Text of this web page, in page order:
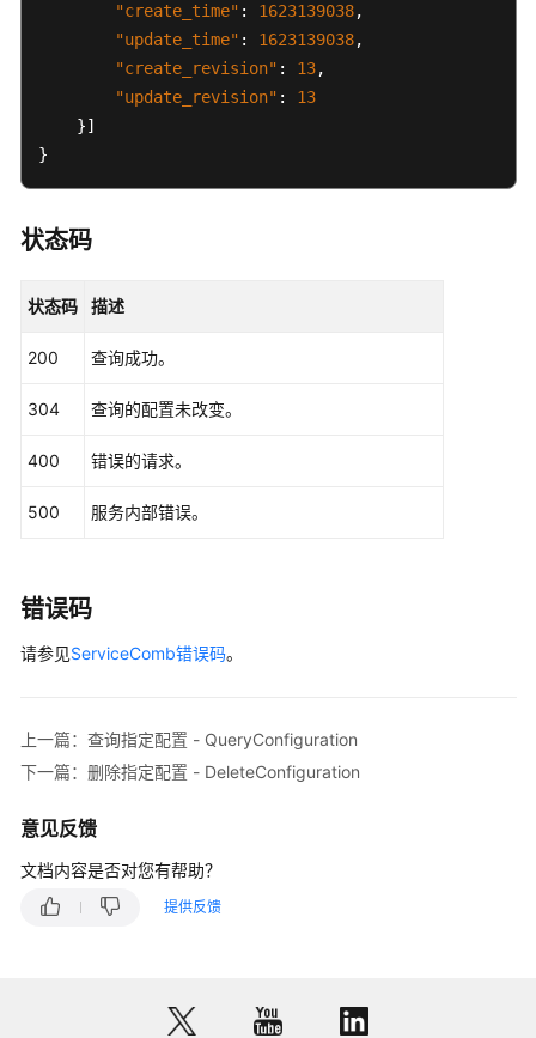
"create_time" : 1623139038,
"update_time" : 1623139038,
"create_revision" : 13,
"update_revision" :
13
}]
}
状态码
状态码 描述
200 查询成功。
304 查询的配置未改变。
400 错误的请求。
500 服务内部错误。
错误码
请参见ServiceComb错误码。
上一篇：查询指定配置 - QueryConfiguration
下一篇：删除指定配置 - DeleteConfiguration
意见反馈
文档内容是否对您有帮助？
提供反馈